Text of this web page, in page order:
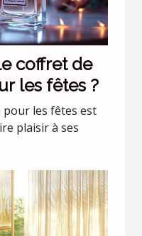
coffret de
les fêtes ?
les fêtes est
plaisir à ses